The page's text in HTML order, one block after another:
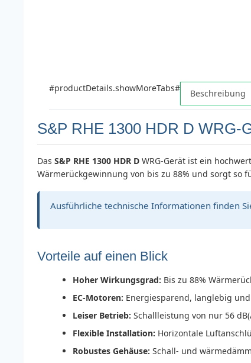
#productDetails.showMoreTabs# Beschreibung
S&P RHE 1300 HDR D WRG-
Das S&P RHE 1300 HDR D WRG-Gerät ist ein
Wärmerückgewinnung von bis zu 88% und sorgt
Ausführliche technische Informationen finden
Vorteile auf einen Blick
Hoher Wirkungsgrad: Bis zu 88%
EC-Motoren: Energiesparend, langlebig
Leiser Betrieb: Schallleistung von nur 56
Flexible Installation: Horizontale
Robustes Gehäuse: Schall- und